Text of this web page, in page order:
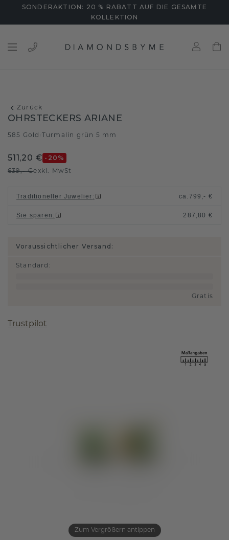
SONDERAKTION: 20 % RABATT AUF DIE GESAMTE
KOLLEKTION
Zurück
Zum Vergrößern antippen
OHRSTECKERS ARIANE
585 Gold Turmalin grün 5 mm
511,20 € -20 %
639,- €exkl. MwSt
Traditioneller Juwelier : ca. 799,- €
Sie sparen : 287,80 €
Voraussichtlicher Versand:
Standard :
Gratis
Trustpilot